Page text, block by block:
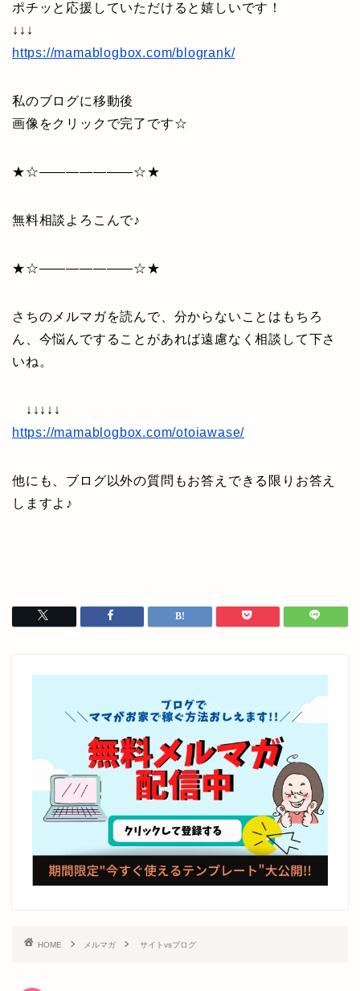
ポチッと応援していただけると嬉しいです！
↓↓↓
https://mamablogbox.com/blogrank/
私のブログに移動後
画像をクリックで完了です☆
★☆———————☆★
無料相談よろこんで♪
★☆———————☆★
さちのメルマガを読んで、分からないことはもちろ
ん、今悩んですることがあれば遠慮なく相談して下さ
いね。
↓↓↓↓↓
https://mamablogbox.com/otoiawase/
他にも、ブログ以外の質問もお答えできる限りお答え
しますよ♪
HOME メルマガ サイトvsブログ